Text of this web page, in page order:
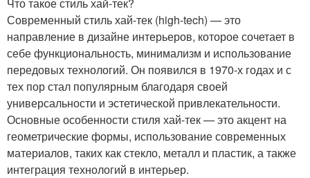
Современный стиль хай-тек (high-tech) — это
направление в дизайне интерьеров, которое сочетает в
себе функциональность, минимализм и использование
передовых технологий. Он появился в 1970-х годах и с
тех пор стал популярным благодаря своей
универсальности и эстетической привлекательности.
Основные особенности стиля хай-тек — это акцент на
геометрические формы, использование современных
материалов, таких как стекло, металл и пластик, а также
интеграция технологий в интерьер.